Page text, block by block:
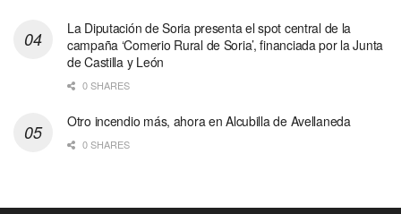
La Diputación de Soria presenta el spot central de la
campaña ‘Comerio Rural de Soria’, financiada por la Junta
de Castilla y León
0 SHARES
Otro incendio más, ahora en Alcubilla de Avellaneda
0 SHARES